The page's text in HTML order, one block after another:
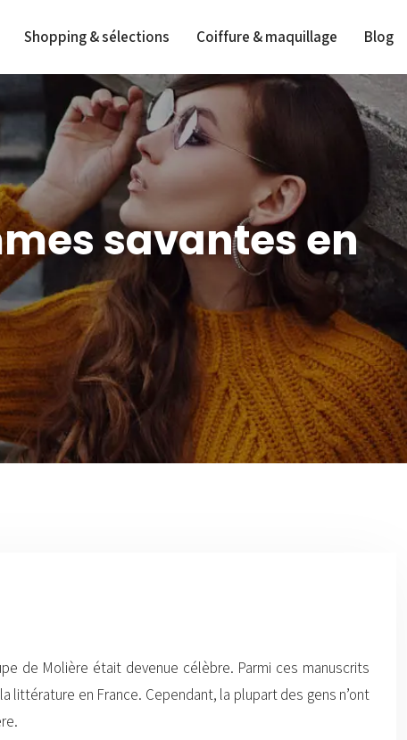
Shopping & sélections Coiffure & maquillage Blog
savantes en
de Molière était devenue célèbre. Parmi ces manuscrits
littérature en France. Cependant, la plupart des gens n’ont